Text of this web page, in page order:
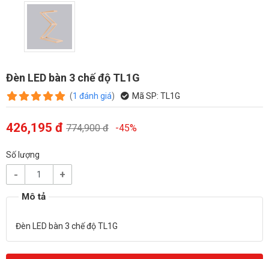
Đèn LED bàn 3 chế độ TL1G
(1 đánh giá) Mã SP: TL1G
426,195 đ 774,900 đ -45%
Số lượng
- +